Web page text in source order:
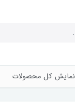
نمایش کل محصولات